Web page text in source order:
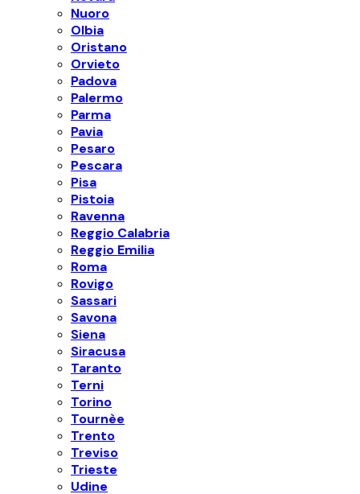
Nuoro
Olbia
Oristano
Orvieto
Padova
Palermo
Parma
Pavia
Pesaro
Pescara
Pisa
Pistoia
Ravenna
Reggio Calabria
Reggio Emilia
Roma
Rovigo
Sassari
Savona
Siena
Siracusa
Taranto
Terni
Torino
Tournèe
Trento
Treviso
Trieste
Udine